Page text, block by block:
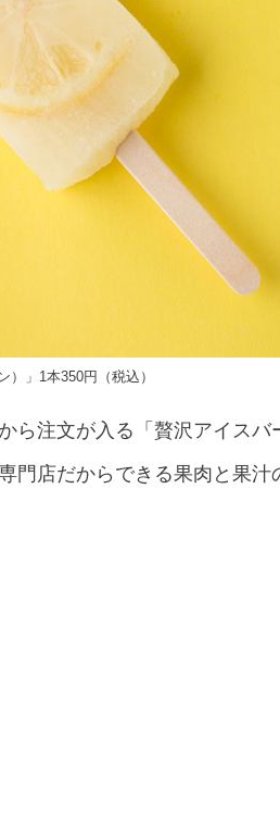
）」1本350円（税込）
ら注文が入る「贅沢アイスバ
門店だからできる果肉と果汁